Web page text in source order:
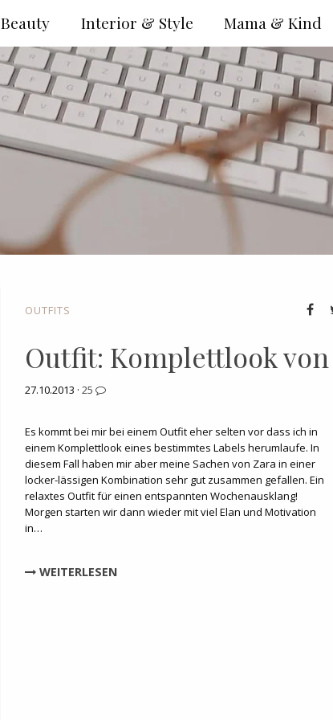
OUTFITS
Outfit: Komplettlook
27.10.2013 · 25
Es kommt bei mir bei einem Outfit eher selten vor dass ich in
einem Komplettlook eines bestimmtes Labels herumlaufe. In
diesem Fall haben mir aber meine Sachen von Zara in einer
locker-lässigen Kombination sehr gut zusammen gefallen. Ein
relaxtes Outfit für einen entspannten Wochenausklang!
Morgen starten wir dann wieder mit viel Elan und Motivation
in…
WEITERLESEN
Mama & Kind
Interior & Style
Beauty